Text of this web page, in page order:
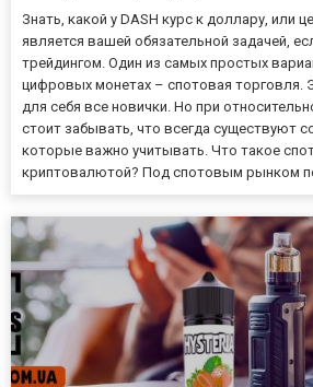
Знать, какой у DASH курс к доллару, или
является вашей обязательной задачей,
трейдингом. Один из самых простых
цифровых монетах – спотовая торговля.
для себя все новички. Но при
стоит забывать, что всегда существуют
которые важно учитывать. Что такое
криптовалютой? Под спотовым рынком